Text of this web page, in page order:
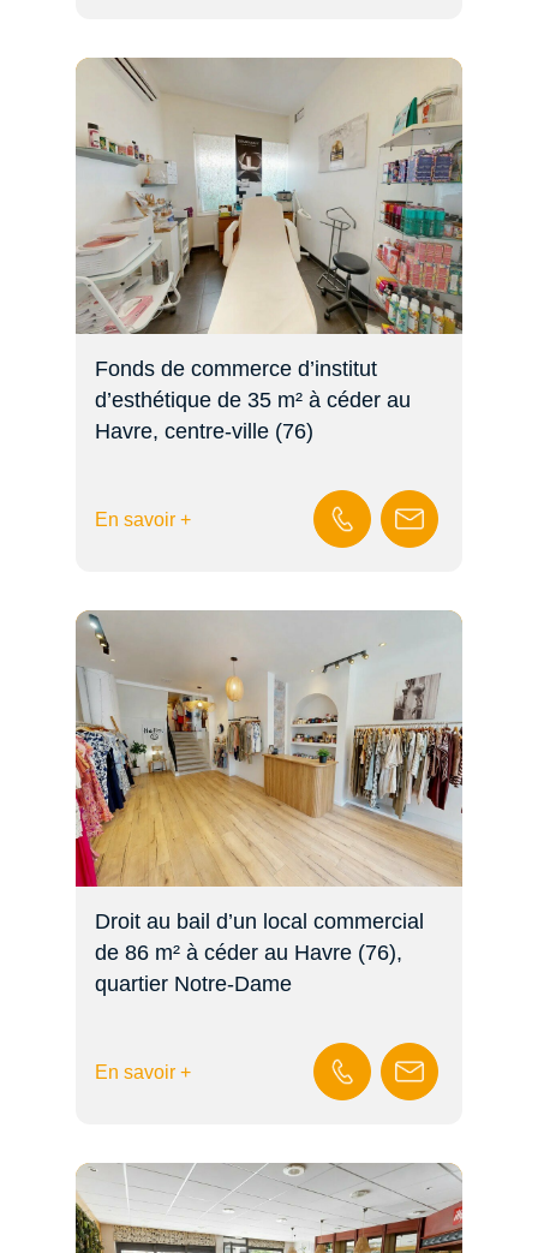
Fonds de commerce d’institut
d’esthétique de 35 m² à céder au
Havre, centre-ville (76)
En savoir +
Droit au bail d’un local commercial
de 86 m² à céder au Havre (76),
quartier Notre-Dame
En savoir +